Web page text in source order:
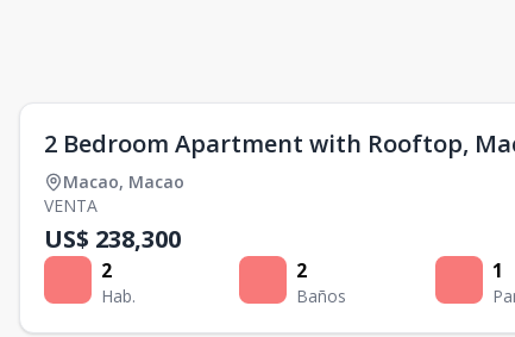
2 Bedroom Apartment with Rooftop,
Macao, Macao
VENTA
US$ 238,300
2
Hab.
2
Baños
1